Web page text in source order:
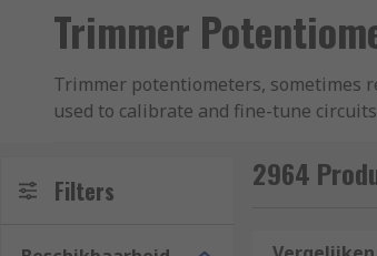
Trimmer
Trimmer potentiometers, sometimes
used to calibrate and fine-tune
Trimmer potentiometers are not
Filters 2964